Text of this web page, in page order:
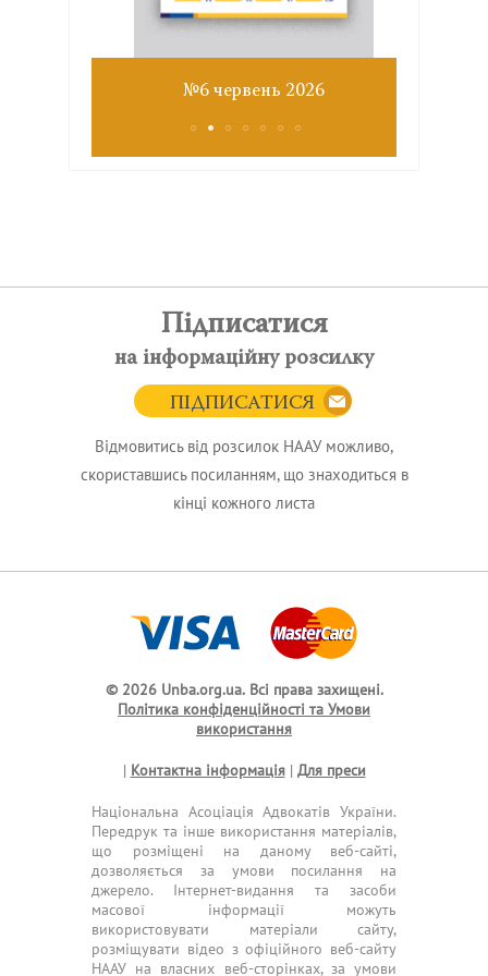
№6 червень 2026
Підписатися
на інформаційну розсилку
ПІДПИСАТИСЯ
Відмовитись від розсилок НААУ можливо,
скориставшись посиланням, що знаходиться в
кінці кожного листа
© 2026 Unba.org.ua. Всі права захищені.
Політика конфіденційності та Умови
використання
| Контактна інформація| Для преси
Національна Асоціація Адвокатів України.
Передрук та інше використання матеріалів,
що розміщені на даному веб-сайті,
дозволяється за умови посилання на
джерело. Інтернет-видання та засоби
масової інформації можуть
використовувати матеріали сайту,
розміщувати відео з офіційного веб-сайту
НААУ на власних веб-сторінках, за умови